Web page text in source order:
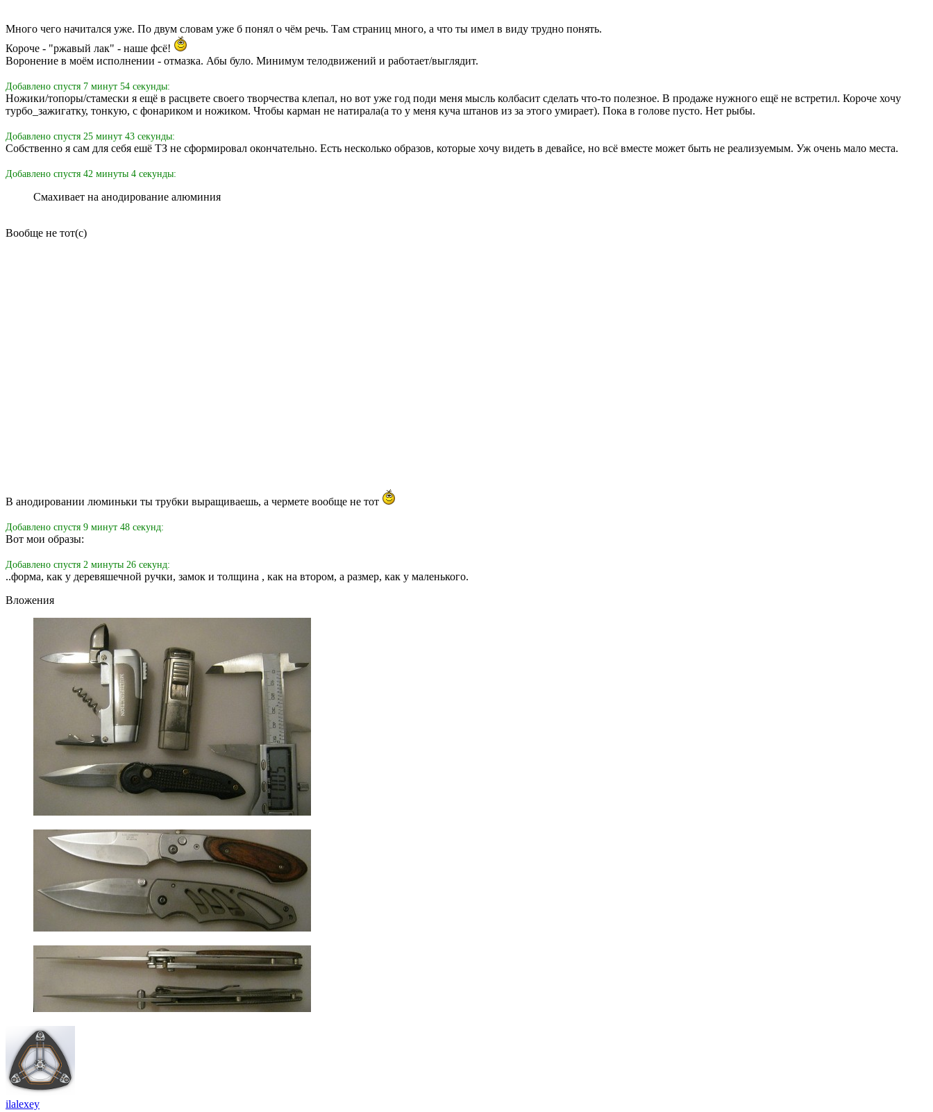
Много чего начитался уже. По двум словам уже б понял о чём речь. Там страниц много, а что ты имел в виду трудно понять.
Короче - "ржавый лак" - наше фсё!
Воронение в моём исполнении - отмазка. Абы було. Минимум телодвижений и работает/выглядит.
Добавлено спустя 7 минут 54 секунды:
Ножики/топоры/стамески я ещё в расцвете своего творчества клепал, но вот уже год поди меня мысль колбасит сделать что-то полезное. В продаже нужного ещё не встретил. Короче хочу
турбо_зажигатку, тонкую, с фонариком и ножиком. Чтобы карман не натирала(а то у меня куча штанов из за этого умирает). Пока в голове пусто. Нет рыбы.
Добавлено спустя 25 минут 43 секунды:
Собственно я сам для себя ешё ТЗ не сформировал окончательно. Есть несколько образов, которые хочу видеть в девайсе, но всё вместе может быть не реализуемым. Уж очень мало места.
Добавлено спустя 42 минуты 4 секунды:
Смахивает на анодирование алюминия
Вообще не тот(с)
В анодировании люминьки ты трубки выращиваешь, а чермете вообще не тот
Добавлено спустя 9 минут 48 секунд:
Вот мои образы:
Добавлено спустя 2 минуты 26 секунд:
..форма, как у деревяшечной ручки, замок и толщина , как на втором, а размер, как у маленького.
Вложения
ilalexey